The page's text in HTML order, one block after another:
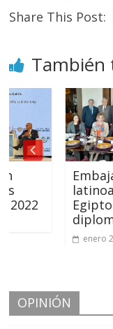
Share This Post:
También
Egipto
enero 27, 2024
OPINIÓN